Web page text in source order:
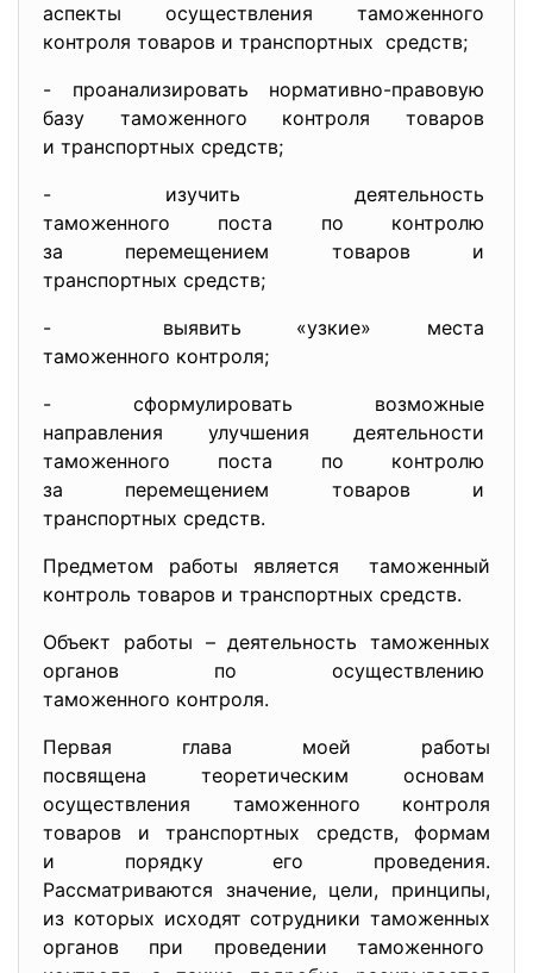
аспекты осуществления таможенного
контроля товаров и транспортных средств;
- проанализировать нормативно-правовую
базу таможенного контроля товаров
и транспортных средств;
- изучить деятельность
таможенного поста по контролю
за перемещением товаров и
транспортных средств;
- выявить «узкие» места
таможенного контроля;
- сформулировать возможные
направления улучшения деятельности
таможенного поста по контролю
за перемещением товаров и
транспортных средств.
Предметом работы является таможенный
контроль товаров и транспортных средств.
Объект работы – деятельность таможенных
органов по осуществлению
таможенного контроля.
Первая глава моей работы
посвящена теоретическим основам
осуществления таможенного контроля
товаров и транспортных средств, формам
и порядку его проведения.
Рассматриваются значение, цели, принципы,
из которых исходят сотрудники таможенных
органов при проведении таможенного